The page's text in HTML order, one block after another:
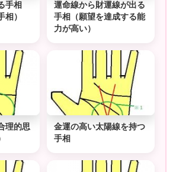
手相
相）
運命線から財運線が出る
手相（願望を達成する能
力が高い）
理的思
金運の高い太陽線を持つ
手相